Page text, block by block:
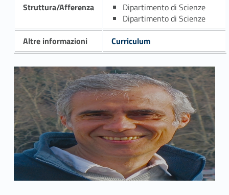
Struttura/Afferenza
Dipartimento di Scienze
Dipartimento di Scienze
Altre informazioni
Curriculum